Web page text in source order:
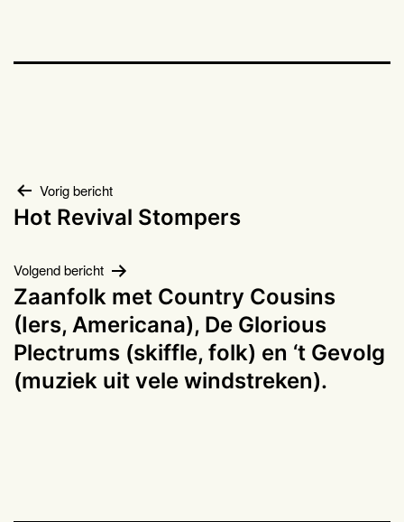
Bericht
Vorig bericht
Hot Revival Stompers
Volgend bericht
Zaanfolk met Country Cousins
(Iers, Americana), De Glorious
Plectrums (skiffle, folk) en ‘t Gevolg
(muziek uit vele windstreken).